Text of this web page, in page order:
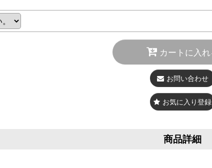
カートに入れ
お問い合わせ
お気に入り登録
商品詳細